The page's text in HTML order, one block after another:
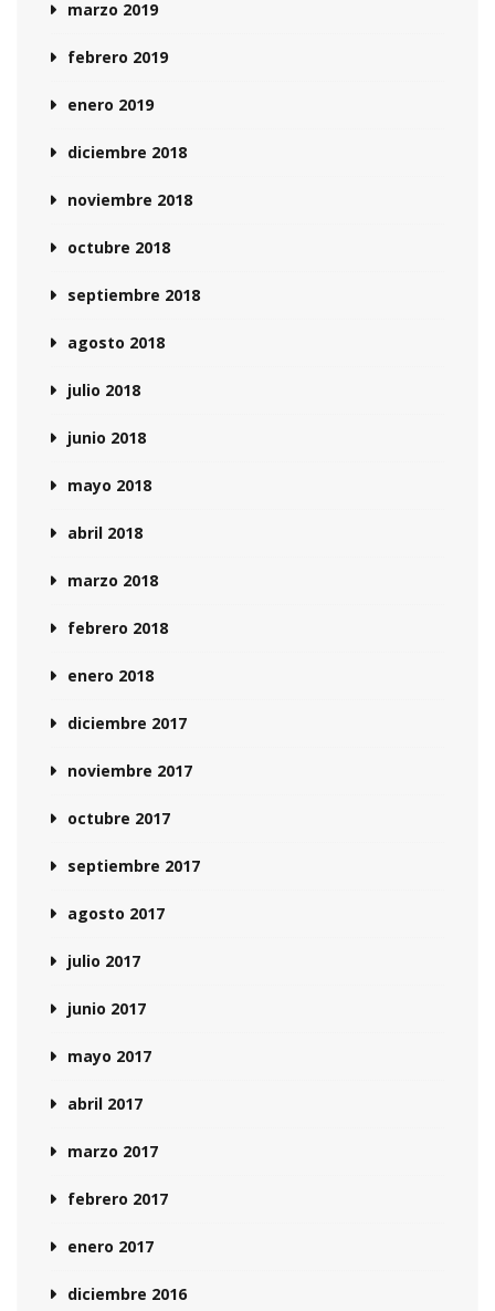
marzo 2019
febrero 2019
enero 2019
diciembre 2018
noviembre 2018
octubre 2018
septiembre 2018
agosto 2018
julio 2018
junio 2018
mayo 2018
abril 2018
marzo 2018
febrero 2018
enero 2018
diciembre 2017
noviembre 2017
octubre 2017
septiembre 2017
agosto 2017
julio 2017
junio 2017
mayo 2017
abril 2017
marzo 2017
febrero 2017
enero 2017
diciembre 2016